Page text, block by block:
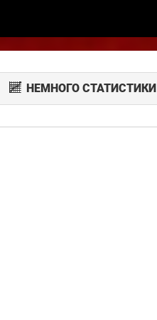
НЕМНОГО СТАТИСТИКИ